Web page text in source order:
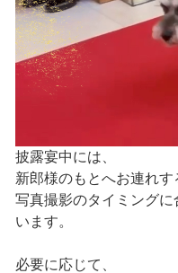
披露宴中には、
新郎様のもとへお連れす
写真撮影のタイミング
います。
必要に応じて、